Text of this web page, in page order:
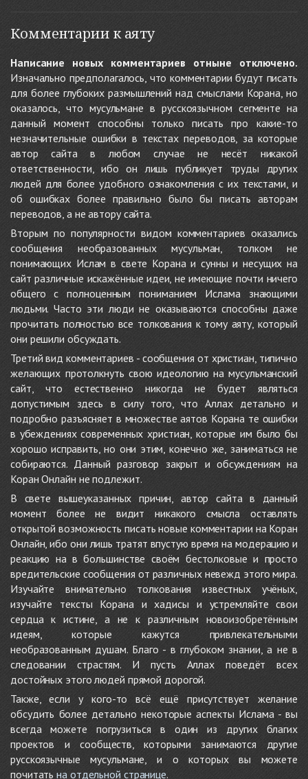
Комментарии к аяту
Написание новых комментариев отныне отключено.
Изначально предполагалось, что комментарии будут писать
для более глубоких размышлений над смыслами Корана, но
оказалось, что мусульмане в русскоязычном сегменте на
данный момент способны только писать про какие-то
незначительные ошибки в текстах переводов, за которые
автор сайта в любом случае не несёт никакой
ответственности, ибо он лишь публикует труды других
людей для более удобного ознакомления с их текстами, и
об ошибках более правильно было бы писать авторам
переводов, а не автору сайта.
Вторым по популярности видом комментариев оказались
сообщения необразованных мусульман, толком не
понимающих Ислам в свете Корана и сунны и несущих на
сайт различные искажённые идеи, не имеющие почти ничего
общего с полноценным пониманием Ислама знающими
людьми. Часто эти люди не оказываются способны даже
прочитать полностью все толкования к тому аяту, который
они решили обсуждать.
Третий вид комментариев - сообщения от христиан, типично
желающих протолкнуть свою идеологию на мусульманский
сайт, что естественно никогда не будет являться
допустимым здесь в силу того, что Аллах детально и
подробно разъясняет в множестве аятов Корана те ошибки
в убеждениях современных христиан, которые им было бы
хорошо исправить, но они этим, конечно же, заниматься не
собираются. Данный разговор закрыт и обсуждениям на
Коран Онлайн не подлежит.
В свете вышеуказанных причин, автор сайта в данный
момент более не видит никакого смысла оставлять
открытой возможность писать новые комментарии на Коран
Онлайн, ибо они лишь тратят впустую время на модерацию и
реакцию на в большинстве своём бестолковые и просто
вредительские сообщения от различных невежд этого мира.
Изучайте внимательно толкования известных учёных,
изучайте тексты Корана и хадисы и устремляйте свои
сердца к истине, а не к различным новоизобретённым
идеям, которые кажутся привлекательными
необразованным душам. Благо - в глубоком знании, а не в
следовании страстям. И пусть Аллах поведёт всех
достойных этого людей прямой дорогой.
Также, если у кого-то всё ещё присутствует желание
обсудить более детально некоторые аспекты Ислама - вы
всегда можете погрузиться в один из других благих
проектов и сообществ, которыми занимаются другие
русскоязычные мусульмане, и о которых вы можете
почитатьна отдельной странице.